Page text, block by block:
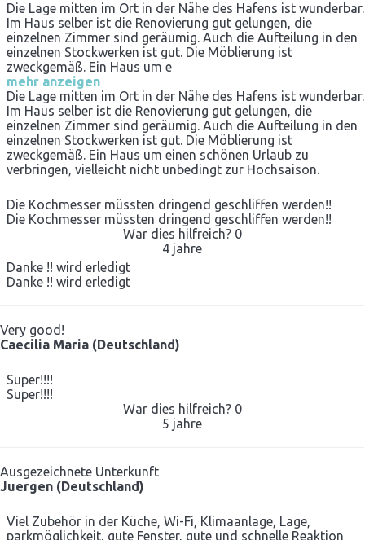
Die Lage mitten im Ort in der Nähe des Hafens ist wunderbar.
Im Haus selber ist die Renovierung gut gelungen, die
einzelnen Zimmer sind geräumig. Auch die Aufteilung in den
einzelnen Stockwerken ist gut. Die Möblierung ist
zweckgemäß. Ein Haus um e
mehr anzeigen
Die Lage mitten im Ort in der Nähe des Hafens ist wunderbar.
Im Haus selber ist die Renovierung gut gelungen, die
einzelnen Zimmer sind geräumig. Auch die Aufteilung in den
einzelnen Stockwerken ist gut. Die Möblierung ist
zweckgemäß. Ein Haus um einen schönen Urlaub zu
verbringen, vielleicht nicht unbedingt zur Hochsaison.
Die Kochmesser müssten dringend geschliffen werden!!
Die Kochmesser müssten dringend geschliffen werden!!
War dies hilfreich? 0
4 jahre
Danke !! wird erledigt
Danke !! wird erledigt
Very good!
Caecilia Maria (Deutschland)
Super!!!!
Super!!!!
War dies hilfreich? 0
5 jahre
Ausgezeichnete Unterkunft
Juergen (Deutschland)
Viel Zubehör in der Küche, Wi-Fi, Klimaanlage, Lage,
parkmöglichkeit, gute Fenster, gute und schnelle Reaktion